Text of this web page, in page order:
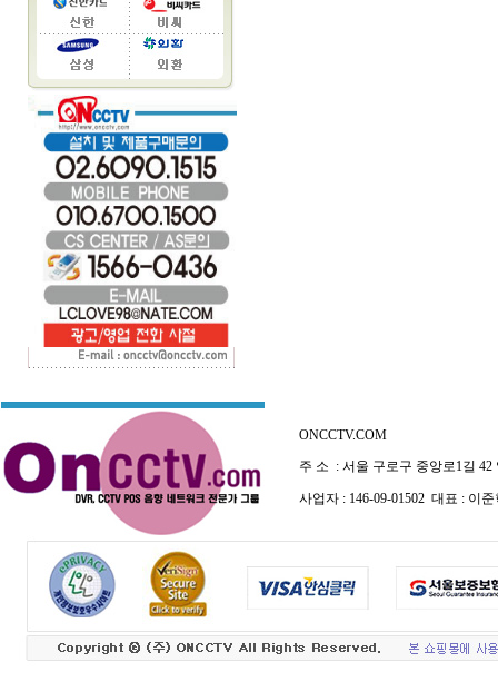
ONCCTV.COM
주 소 : 서울 구로구 중앙로1길 42
사업자 : 146-09-01502 대표 : 이